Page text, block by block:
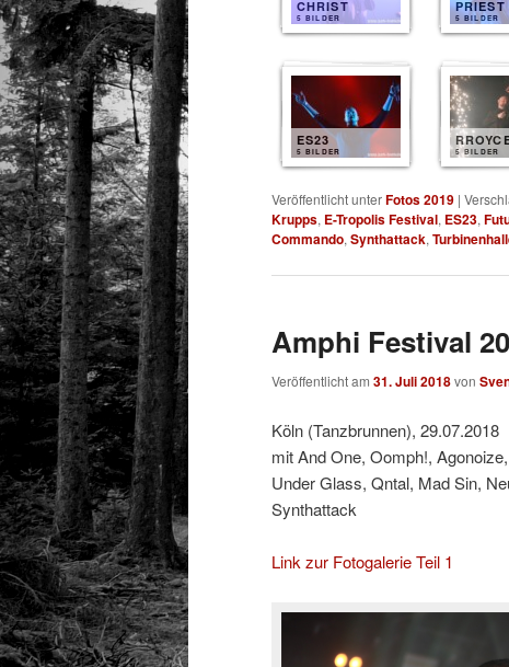
CHRIST
5 BILDER
PRIEST
5 BILDER
ES23
5 BILDER 5 BILDER
Veröffentlicht unterFotos 2019 |
Krupps, E-Tropolis Festival, ES23,
Commando, Synthattack,
Amphi Festival
Veröffentlicht am 31. Juli 2018von
Köln (Tanzbrunnen), 29.07.2018
mit And One, Oomph!,
Under Glass, Qntal, Mad Sin,
Synthattack
Link zur Fotogalerie Teil 1